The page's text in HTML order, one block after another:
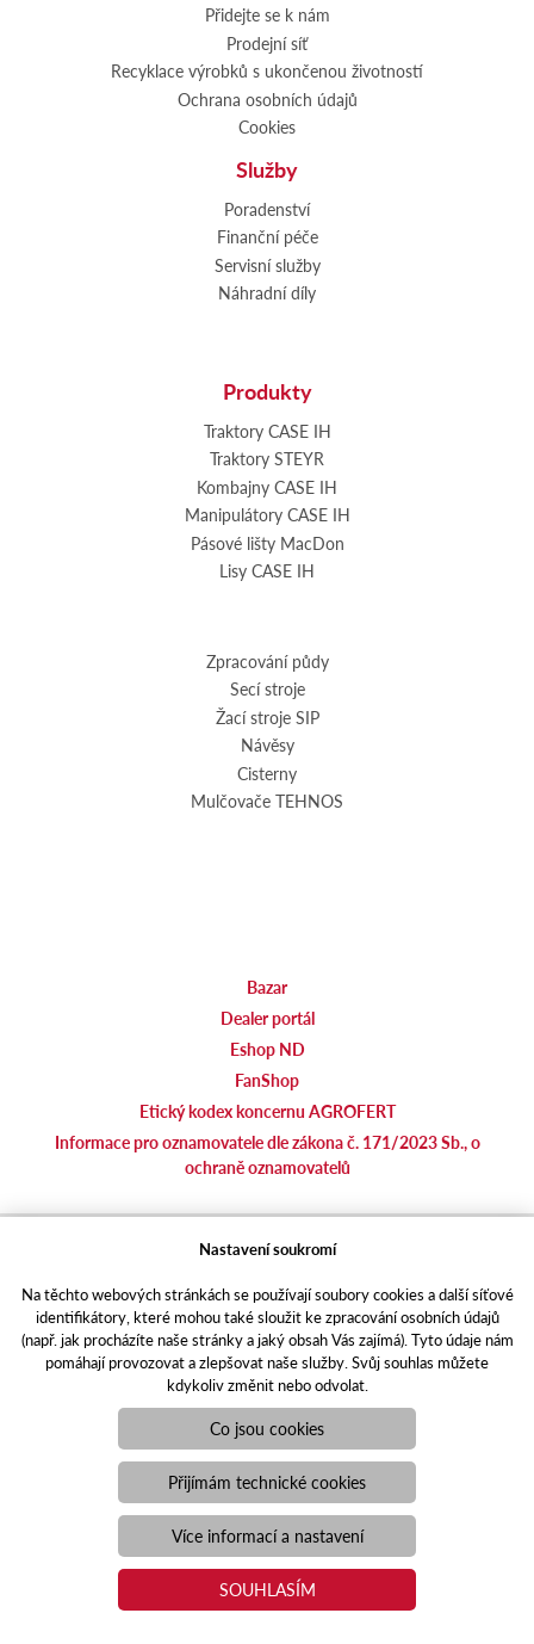
Přidejte se k nám
Prodejní síť
Recyklace výrobků s ukončenou životností
Ochrana osobních údajů
Cookies
Služby
Poradenství
Finanční péče
Servisní služby
Náhradní díly
Produkty
Traktory CASE IH
Traktory STEYR
Kombajny CASE IH
Manipulátory CASE IH
Pásové lišty MacDon
Lisy CASE IH
Zpracování půdy
Secí stroje
Žací stroje SIP
Návěsy
Cisterny
Mulčovače TEHNOS
Bazar
Dealer portál
Eshop ND
FanShop
Etický kodex koncernu AGROFERT
Informace pro oznamovatele dle zákona č. 171/2023 Sb., o
ochraně oznamovatelů
Responzivní webPuxdesign | agrics.cz © 2021
Toto jsou internetové stránky společnosti AGRI CS a. s., se sídlem
v Hustopečích, Hybešova 14, PSČ 69301, IČO 26243334,
zapsané v OR vedeném Krajským soudem v Brně, oddíl B, vložka
3582. Společnost AGRI CS a.s. je členem koncernu AGROFERT
řízeného společností AGROFERT, a.s., IČO 26185610, se sídlem
na adrese Pyšelská 2327/2, Chodov, 149 00 Praha 4.
agrotec.cz
portal.caseklub.cz
shop.agrics.cz
traktorbazar.cz
eshop.agrics.cz/cs
a-finance.cz
Nastavení soukromí
Na těchto webových stránkách se používají soubory cookies a další síťové
identifikátory, které mohou také sloužit ke zpracování osobních údajů
(např. jak procházíte naše stránky a jaký obsah Vás zajímá). Tyto údaje nám
pomáhají provozovat a zlepšovat naše služby. Svůj souhlas můžete
kdykoliv změnit nebo odvolat.
Co jsou cookies
Přijímám technické cookies
Více informací a nastavení
SOUHLASÍM